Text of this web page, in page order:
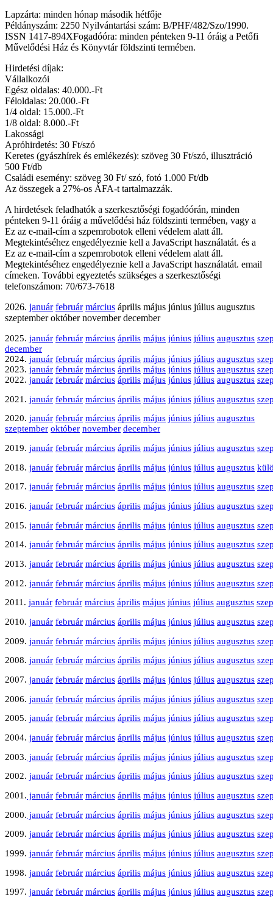
Lapzárta: minden hónap második hétfője
Példányszám: 2250 Nyilvántartási szám: B/PHF/482/Szo/1990.
ISSN 1417-894XFogadóóra: minden pénteken 9-11 óráig a Petőfi
Művelődési Ház és Könyvtár földszinti termében.
Hirdetési díjak:
Vállalkozói
Egész oldalas: 40.000.-Ft
Féloldalas: 20.000.-Ft
1/4 oldal: 15.000.-Ft
1/8 oldal: 8.000.-Ft
Lakossági
Apróhirdetés: 30 Ft/szó
Keretes (gyászhírek és emlékezés): szöveg 30 Ft/szó, illusztráció
500 Ft/db
Családi esemény: szöveg 30 Ft/ szó, fotó 1.000 Ft/db
Az összegek a 27%-os ÁFA-t tartalmazzák.
A hirdetések feladhatók a szerkesztőségi fogadóórán, minden
pénteken 9-11 óráig a művelődési ház földszinti termében, vagy a
Ez az e-mail-cím a szpemrobotok elleni védelem alatt áll.
Megtekintéséhez engedélyeznie kell a JavaScript használatát. és a
Ez az e-mail-cím a szpemrobotok elleni védelem alatt áll.
Megtekintéséhez engedélyeznie kell a JavaScript használatát. email
címeken. További egyeztetés szükséges a szerkesztőségi
telefonszámon: 70/673-7618
2026. január február március április május június július augusztus
szeptember október november december
2025. január február március április május június július augusztus
december
2024. január február március április május június július augusztus
2023. január február március április május június július augusztus
2022. január február március április május június július augusztus
2021. január február március április május június július augusztus
2020. január február március április május június július augusztus
szeptember október november december
2019. január február március április május június július augusztus
2018. január február március április május június július augusztus
2017. január február március április május június július augusztus
2016. január február március április május június július augusztus
2015. január február március április május június július augusztus
2014. január február március április május június július augusztus
2013. január február március április május június július augusztus
2012. január február március április május június július augusztus
2011. január február március április május június július augusztus
2010. január február március április május június július augusztus
2009. január február március április május június július augusztus
2008. január február március április május június július augusztus
2007. január február március április május június július augusztus
2006. január február március április május június július augusztus
2005. január február március április május június július augusztus
2004. január február március április május június július augusztus
2003. január február március április május június július augusztus
2002. január február március április május június július augusztus
2001. január február március április május június július augusztus
2000. január február március április május június július augusztus
2009. január február március április május június július augusztus
1999. január február március április május június július augusztus
1998. január február március április május június július augusztus
1997. január február március április május június július augusztus